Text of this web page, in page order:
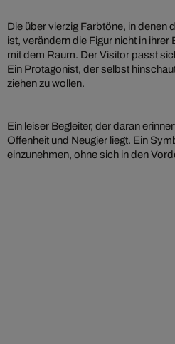
Die über vierzig Farbtöne, in denen
ist, verändern die Figur nicht in
mit dem Raum. Der Visitor passt
Ein Protagonist, der selbst
ziehen zu wollen.
Ein leiser Begleiter, der daran
Offenheit und Neugier liegt. Ein
einzunehmen, ohne sich in den